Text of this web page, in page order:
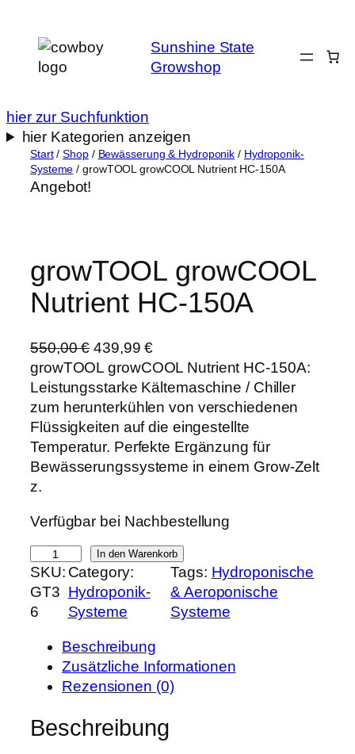
Inhalt
springen
Sunshine State
Growshop
hier zur Suchfunktion
hier Kategorien anzeigen
Start/Shop/ Bewässerung & Hydroponik / Hydroponik-
Systeme / growTOOL growCOOL Nutrient HC-150A
Angebot!
growTOOL growCOOL
Nutrient HC-150A
550,00€ U
r
s
p
r
ü
n
i
c
h
e
r
r
e
i
w
439,99€A
k
t
u
e
l
l
P
r
e
s
t
3
9
growTOOL growCOOL Nutrient HC-150A:
Leistungsstarke Kältemaschine / Chiller
zum herunterkühlen von verschiedenen
Flüssigkeiten auf die eingestellte
Temperatur. Perfekte Ergänzung für
Bewässerungssysteme in einem Grow-Zelt
z.
Verfügbar bei Nachbestellung
r
o
w
r
In den Warenkorb
SKU:
GT3
6
Category:
Hydroponik-
Systeme
Tags: Hydroponische
& Aeroponische
Systeme
Beschreibung
Zusätzliche Informationen
Rezensionen (0)
Beschreibung